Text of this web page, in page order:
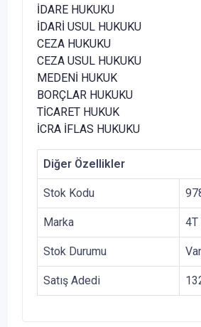
İDARE HUKUKU
İDARİ USUL HUKUKU
CEZA HUKUKU
CEZA USUL HUKUKU
MEDENİ HUKUK
BORÇLAR HUKUKU
TİCARET HUKUK
İCRA İFLAS HUKUKU
Diğer Özellikler
Stok Kodu
Marka 4T
Stok Durumu Var
Satış Adedi